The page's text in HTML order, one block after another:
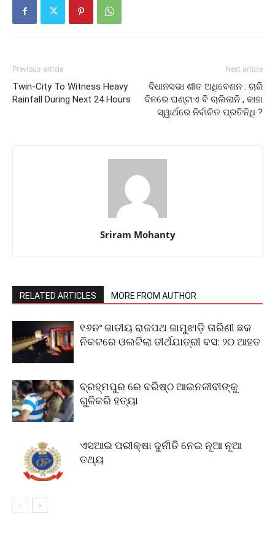
Previous article
Twin-City To Witness Heavy
Rainfall During Next 24 Hours
Next article
ବିଧାନସଭା ଶୀତ ଅଧିବେଶନ : ଚାରି
ଦିନରେ ଘଣ୍ଟାଏ ବି ଚାଲିଲାନି , କାହା
ସ୍ୱାର୍ଥରେ ନିର୍ବାଚିତ ପ୍ରତିନିଧି ?
Sriram Mohanty
RELATED ARTICLES MORE FROM AUTHOR
୧୬ନଂ ଜାତୀୟ ରାଜପଥ ଜାମୁଝାଡ଼ି ତାରିଣୀ ଛକ
ନିକଟରେ ଓଲଟିଲା ତୀର୍ଥଯାତ୍ରୀ ବସ: ୨୦ ଆହତ
ବ୍ରହ୍ମପୁର ରେ ବରିଷ୍ଠ ଆଇନଜୀବୀଙ୍କୁ
ଗୁଳିକରି ହତ୍ୟା
ଏସଆଇ ପରୀକ୍ଷା ଦୁର୍ନୀତି ନେଇ ନୂଆ ନୂଆ
ତଥ୍ୟ